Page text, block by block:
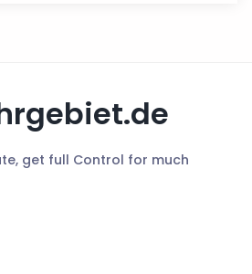
get full Control for much